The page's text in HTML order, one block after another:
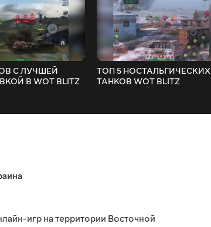
С ЛУЧШЕЙ
В WOT BLITZ
ТОП 5 НОСТАЛЬГИЧЕСКИХ
ТАНКОВ WOT BLITZ
игр на территории Восточной